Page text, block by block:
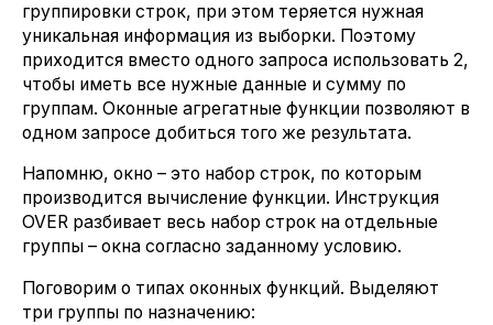
группировки строк, при этом теряется нужная
уникальная информация из выборки. Поэтому
приходится вместо одного запроса использовать 2,
чтобы иметь все нужные данные и сумму по
группам. Оконные агрегатные функции позволяют в
одном запросе добиться того же результата.
Напомню, окно – это набор строк, по которым
производится вычисление функции. Инструкция
OVER разбивает весь набор строк на отдельные
группы – окна согласно заданному условию.
Поговорим о типах оконных функций. Выделяют
три группы по назначению: